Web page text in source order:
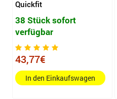
Quickfit
38 Stück sofort
verfügbar
43,77€
In den Einkaufswagen